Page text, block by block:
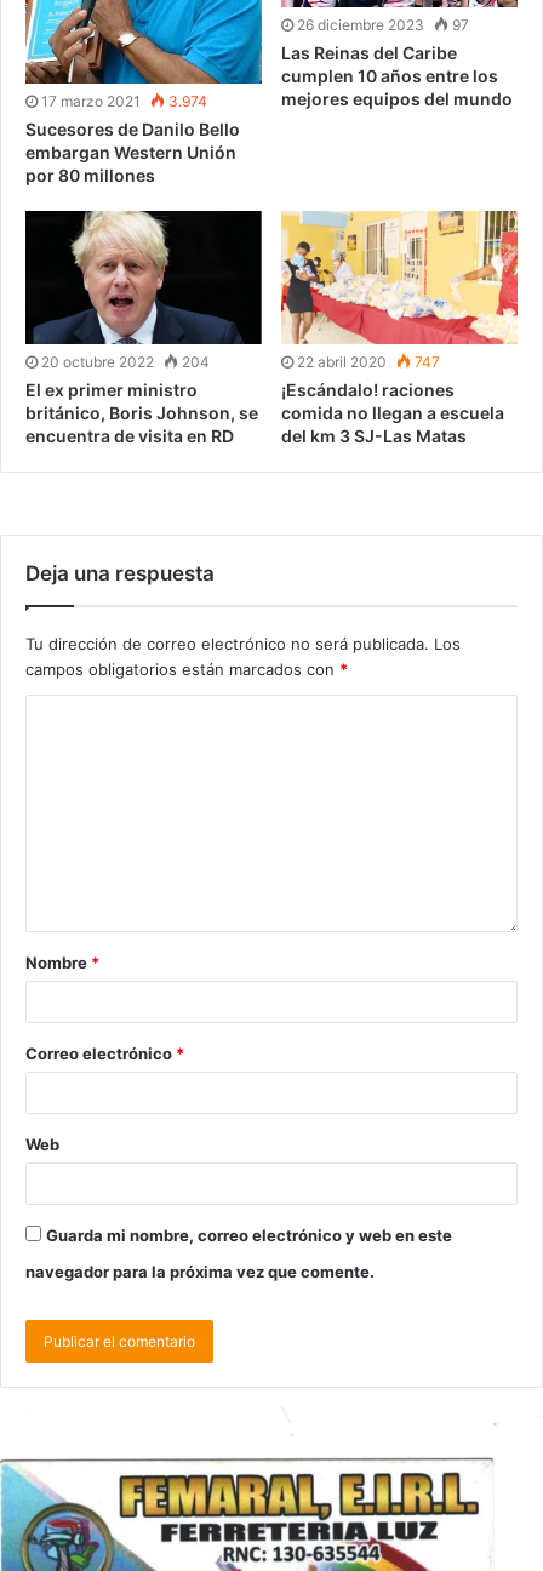
17 marzo 2021 3.974
Sucesores de Danilo Bello
embargan Western Unión
por 80 millones
26 diciembre 2023 97
Las Reinas del Caribe
cumplen 10 años entre los
mejores equipos del mundo
20 octubre 2022 204
El ex primer ministro
británico, Boris Johnson, se
encuentra de visita en RD
22 abril 2020 747
¡Escándalo! raciones
comida no llegan a escuela
del km 3 SJ-Las Matas
Deja una respuesta
Tu dirección de correo electrónico no será publicada. Los
campos obligatorios están marcados con *
Nombre *
Correo electrónico *
Web
Guarda mi nombre, correo electrónico y web en este
navegador para la próxima vez que comente.